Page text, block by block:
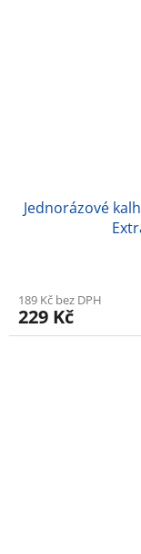
Jednorázové
189 Kč bez DPH
229 Kč